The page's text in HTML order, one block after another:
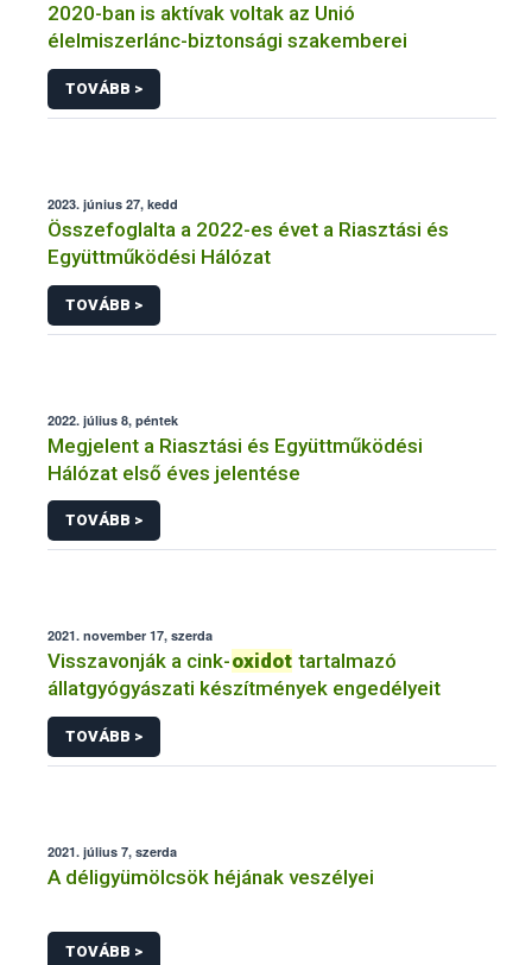
2020-ban is aktívak voltak az Unió
élelmiszerlánc-biztonsági szakemberei
TOVÁBB >
2023. június 27, kedd
Összefoglalta a 2022-es évet a Riasztási és
Együttműködési Hálózat
TOVÁBB >
2022. július 8, péntek
Megjelent a Riasztási és Együttműködési
Hálózat első éves jelentése
TOVÁBB >
2021. november 17, szerda
Visszavonják a cink-oxidot tartalmazó
állatgyógyászati készítmények engedélyeit
TOVÁBB >
2021. július 7, szerda
A déligyümölcsök héjának veszélyei
TOVÁBB >